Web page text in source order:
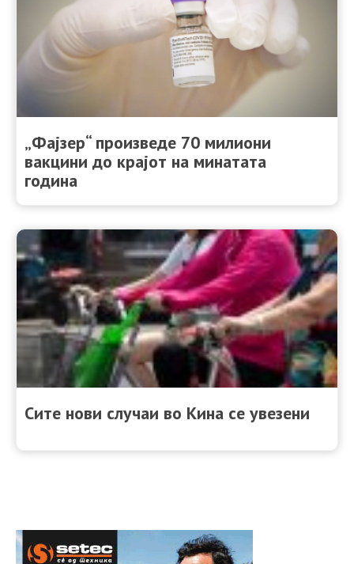
„Фајзер“ произведе 70 милиони
вакцини до крајот на минатата
година
Сите нови случаи во Кина се увезени